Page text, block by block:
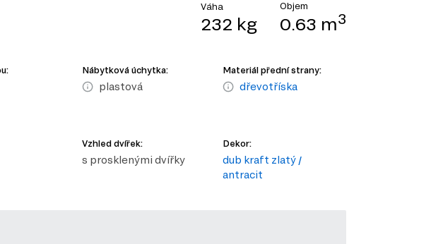
Váha
232 kg
Objem
0.63 m3
Nábytková úchytka:
plastová
Materiál přední strany:
dřevotříska
Vzhled dvířek:
s prosklenými dvířky
Dekor:
dub kraft zlatý /
antracit